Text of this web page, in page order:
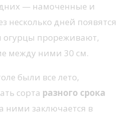
— намоченные и
несколько дней появятся
огурцы прореживают,
между ними 30 см.
были все лето,
сорта разного срока
ними заключается в